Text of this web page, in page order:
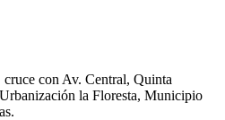
con Av. Central, Quinta
la Floresta, Municipio